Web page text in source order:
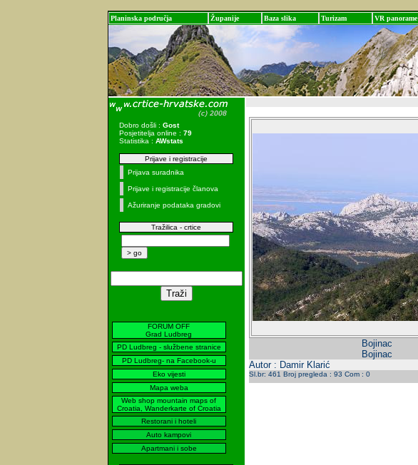
Planinska područja Županije Baza slika Turizam VR panorame
Dobro došli : Gost
Posjetitelja online : 79
Statistika : AWstats
Prijave i registracije
Prijava suradnika
Prijave i registracije članova
Ažuriranje podataka gradovi
Tražilica - crtice
FORUM OFF
Grad Ludbreg
PD Ludbreg - službene stranice
PD Ludbreg- na Facebook-u
Eko vijesti
Mapa weba
Web shop mountain maps of
Croatia, Wanderkarte of Croatia
Restorani i hoteli
Auto kampovi
Apartmani i sobe
Bojinac
Bojinac
Autor : Damir Klarić
Sl.br: 461 Broj pregleda : 93 Com : 0